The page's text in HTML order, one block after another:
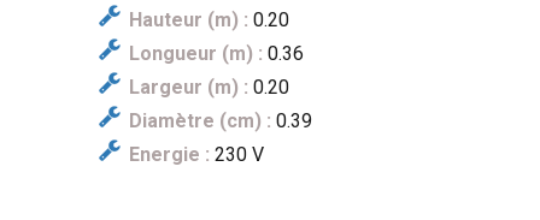
Hauteur (m) : 0.20
Longueur (m) : 0.36
Largeur (m) : 0.20
Diamètre (cm) : 0.39
Energie : 230 V